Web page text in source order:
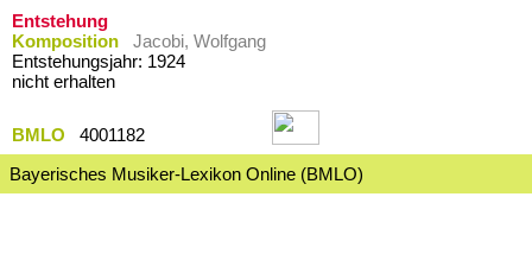
Entstehung
Komposition
Jacobi, Wolfgang
Entstehungsjahr: 1924
nicht erhalten
BMLO
4001182
Bayerisches Musiker-Lexikon Online (BMLO)